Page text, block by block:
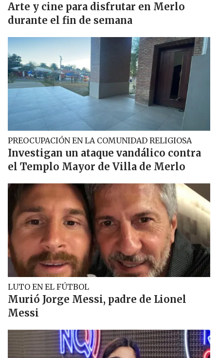
Arte y cine para disfrutar en Merlo
durante el fin de semana
PREOCUPACIÓN EN LA COMUNIDAD RELIGIOSA
Investigan un ataque vandálico contra
el Templo Mayor de Villa de Merlo
LUTO EN EL FÚTBOL
Murió Jorge Messi, padre de Lionel
Messi